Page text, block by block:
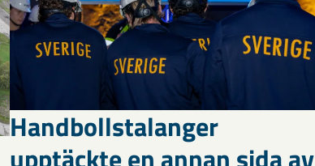
Handbollstalanger